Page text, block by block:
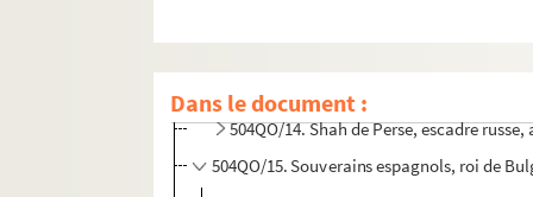
Dans le document :
Réceptions et voyages présidentiels
504QO/14. Shah de Perse, escadre
504QO/15. Souverains espagnols, roi de